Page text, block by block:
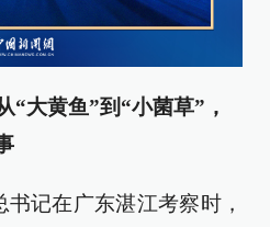
“大黄鱼”到“小菌草”，
记在广东湛江考察时，